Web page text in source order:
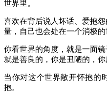
世界里。
喜欢在背后说人坏话、爱抱
量，自己也会处在一个消极的
你看世界的角度，就是一面
就是善良的，你是丑陋的，你
当你对这个世界敞开怀抱的
抱。